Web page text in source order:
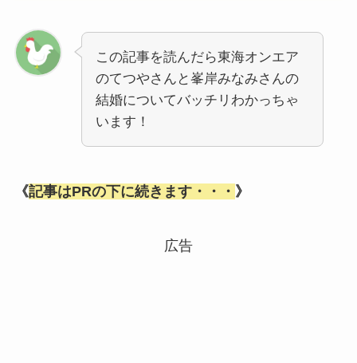
この記事を読んだら東海オンエア
のてつやさんと峯岸みなみさんの
結婚についてバッチリわかっちゃ
います！
《記事はPRの下に続きます・・・ 》
広告